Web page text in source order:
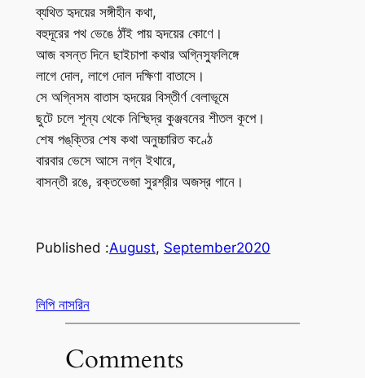
ব্যথিত হৃদয়ের সঙ্গীহীন কথা,
বহুদূরের পথ ভেঙে ঠাঁই পায় হৃদয়ের কোণে।
আজ বসন্ত দিনে ছাইচাপা কথার অগ্নিস্ফুলিঙ্গে
লাগে দোল, লাগে দোল দক্ষিণা বাতাসে।
সে অগ্নিসম বাতাস হৃদয়ের বিস্তীর্ণ বেলাভূমে
ছুটে চলে শূন্য থেকে নিশ্ছিদ্র কুঞ্জবনের শীতল কূপে।
শেষ পঙ্‌ক্তির শেষ কথা অনুচ্চারিত কণ্ঠে
বারবার ভেসে আসে নগ্ন ইথারে,
বাসন্তী রঙে, রক্তভেজা সুরশ্রীর অজস্র গানে।
Published :August, September2020
লিপি নাসরিন
Comments